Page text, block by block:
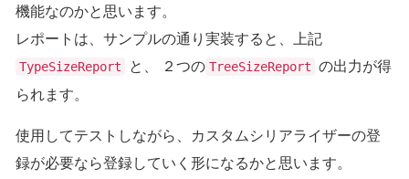
機能なのかと思います。
レポートは、サンプルの通り実装すると、上記
TypeSizeReport と、 ２つの TreeSizeReport の出力が得
られます。
使用してテストしながら、カスタムシリアライザーの登
録が必要なら登録していく形になるかと思います。